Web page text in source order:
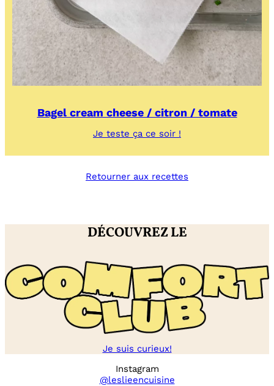
Bagel cream cheese / citron / tomate
Je teste ça ce soir !
cream
/
Retourner aux recettes
DÉCOUVREZ LE
Je suis curieux!
Instagram
@leslieencuisine